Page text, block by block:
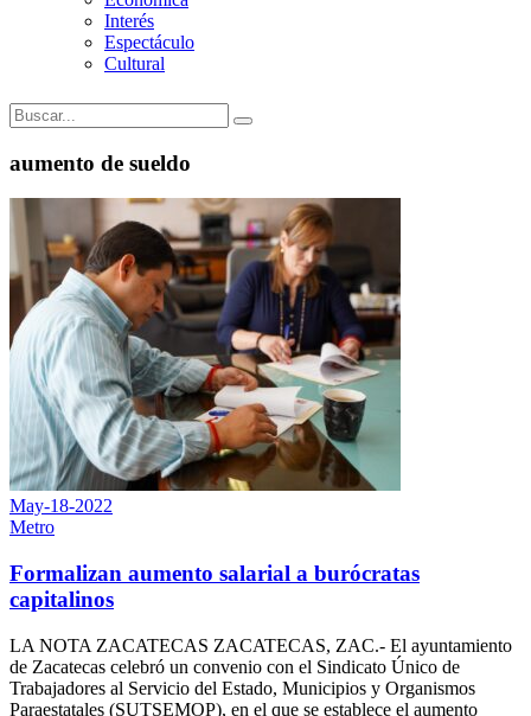
Interés
Espectáculo
Cultural
aumento de sueldo
May-18-2022
Metro
Formalizan aumento salarial a burócratas
capitalinos
LA NOTA ZACATECAS ZACATECAS, ZAC.- El ayuntamiento
de Zacatecas celebró un convenio con el Sindicato Único de
Trabajadores al Servicio del Estado, Municipios y Organismos
Paraestatales (SUTSEMOP), en el que se establece el aumento